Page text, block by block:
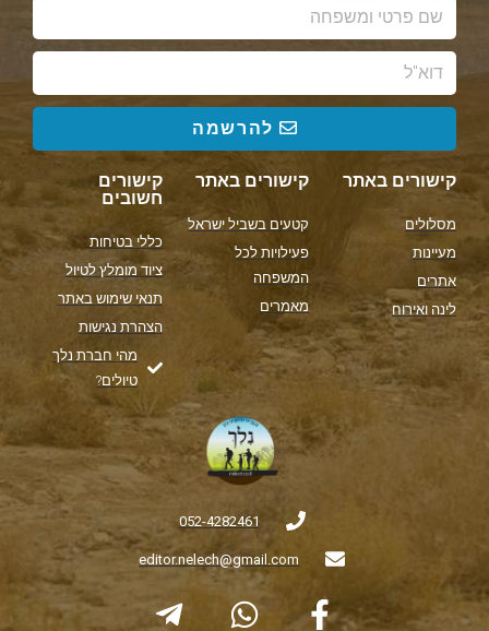
להרשמה
קישורים באתר
מסלולים
מעיינות
אתרים
לינה ואירוח
קישורים באתר
קטעים בשביל ישראל
פעילויות לכל
המשפחה
מאמרים
קישורים
חשובים
כללי בטיחות
ציוד מומלץ לטיול
תנאי שימוש באתר
הצהרת נגישות
מהי חברת נלך
טיולים?
052-4282461
editor.nelech@gmail.com